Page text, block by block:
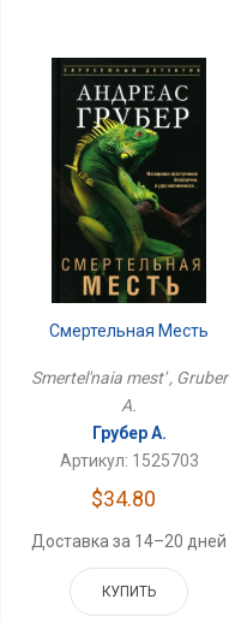
Смертельная Месть
Smertel'naia mest' , Gruber
A.
Грубер А.
Артикул: 1525703
$34.80
Доставка за 14–20 дней
КУПИТЬ